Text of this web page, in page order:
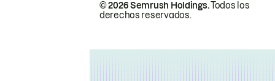
© 2026 Semrush Holdings.Todos los
derechos reservados.